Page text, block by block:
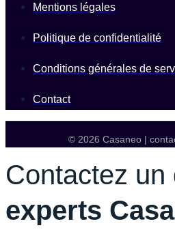
Mentions légales
Politique de confidentialité
Conditions générales de
Contact
© 2026 Casaneo |
Contactez un
experts